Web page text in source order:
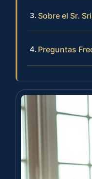
Sobre el Sr.
Preguntas